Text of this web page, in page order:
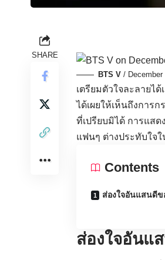
SHARE
BTS V /
เตรียมตัวใจละลายไ
ได้เผยให้เห็นถึงการ
ที่เปรียบมิได้ การแส
แฟนๆ ต่างประทับใจ
Contents
ส่องใจอันแสนดีข
ส่องใจอันแ